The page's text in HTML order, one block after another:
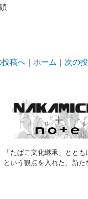
投稿へ ホーム 次の
「たばこ文化継承」とと
という観点を入れた、新